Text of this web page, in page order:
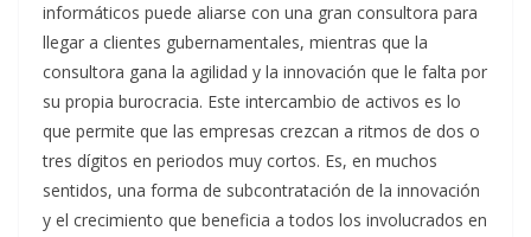
informáticos puede aliarse con una gran consultora para
llegar a clientes gubernamentales, mientras que la
consultora gana la agilidad y la innovación que le falta por
su propia burocracia. Este intercambio de activos es lo
que permite que las empresas crezcan a ritmos de dos o
tres dígitos en periodos muy cortos. Es, en muchos
sentidos, una forma de subcontratación de la innovación
y el crecimiento que beneficia a todos los involucrados en